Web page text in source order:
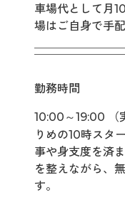
車場代として月
場はご自身で手
＿＿＿＿＿＿
勤務時間
10:00～19:00 （
りめの10時スタ
事や身支度を済
を整えながら、
す。